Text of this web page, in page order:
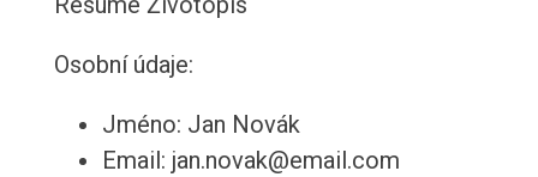
Osobní údaje:
Jméno: Jan Novák
Email: jan.novak@email.com